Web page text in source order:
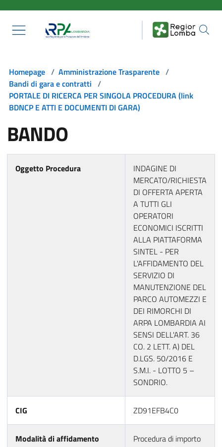
Homepage / Amministrazione Trasparente /
Bandi di gara e contratti /
PORTALE DI RICERCA PER SINGOLA PROCEDURA (link
BDNCP E ATTI E DOCUMENTI DI GARA)
BANDO
Oggetto Procedura
INDAGINE DI
MERCATO/RICHIESTA
DI OFFERTA APERTA
A TUTTI GLI
OPERATORI
ECONOMICI ISCRITTI
ALLA PIATTAFORMA
SINTEL - PER
L'AFFIDAMENTO DEL
SERVIZIO DI
MANUTENZIONE DEL
PARCO AUTOMEZZI E
DEI RIMORCHI DI
ARPA LOMBARDIA AI
SENSI DELL'ART. 36
CO. 2 LETT. A) DEL
D.LGS. 50/2016 E
S.M.I. - LOTTO 5 –
SONDRIO.
CIG ZD91EFB4C0
Modalità di affidamento
Procedura di importo